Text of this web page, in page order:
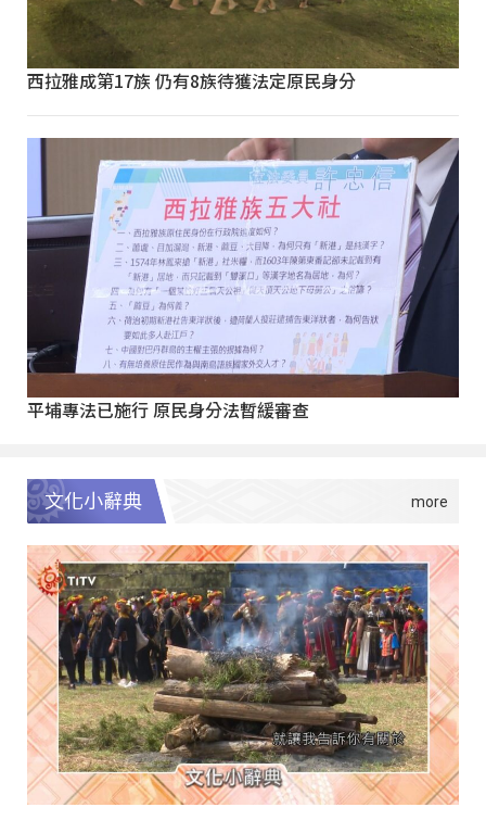
西拉雅成第17族 仍有8族待獲法定原民身分
平埔專法已施行 原民身分法暫緩審查
文化小辭典